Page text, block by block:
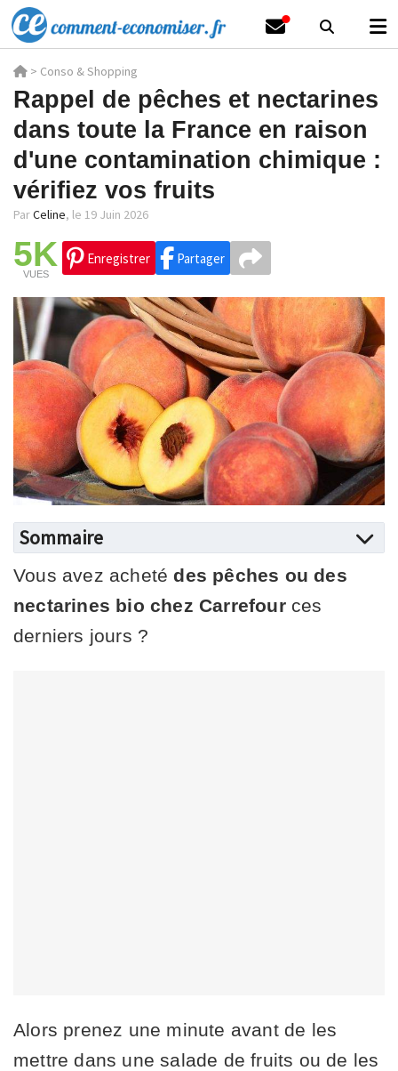
> Conso & Shopping
Rappel de pêches et nectarines
dans toute la France en raison
d'une contamination chimique :
vérifiez vos fruits
ParCeline, le 19 Juin 2026
5K
VUES
Enregistrer Partager
Sommaire
Vous avez achetédes pêches ou des
nectarines bio chez Carrefources
derniers jours ?
Alors prenez une minute avant de les
mettre dans une salade de fruits ou de les